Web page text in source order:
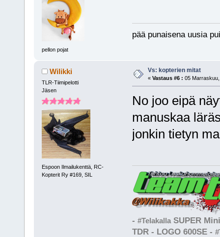
pellon pojat
pää punaisena uusia
Wilikki
TLR-Tiimipelotti
Jäsen
Espoon Ilmailukenttä, RC-
Kopterit Ry #169, SIL
Vs: kopterien mitat
« Vastaus #6 : 05
No joo eipä
manuskaa
jonkin tietyn
- #TelakallaSUPER
TDR - LOGO 600SE -